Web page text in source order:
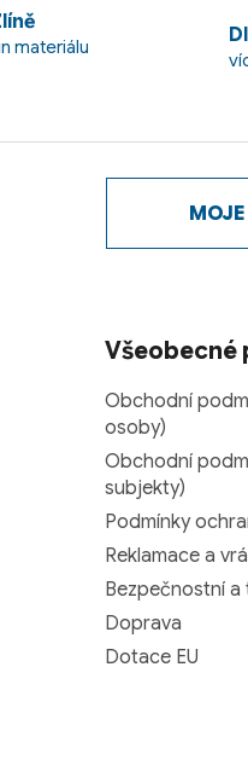
materiálu
Všeobecné
Obchodní
osoby)
Obchodní
subjekty)
Podmínky
Reklamace a
Bezpečnostní
Doprava
Dotace EU